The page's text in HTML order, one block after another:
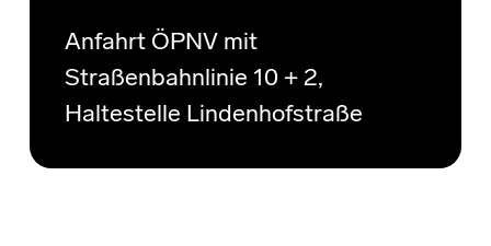
Anfahrt ÖPNV mit
Straßenbahnlinie 10 + 2,
Haltestelle Lindenhofstraße